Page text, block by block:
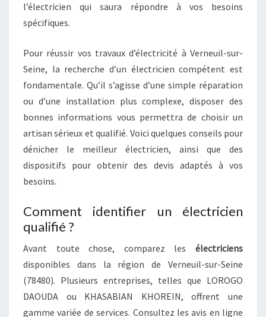
l’électricien qui saura répondre à vos besoins
spécifiques.
Pour réussir vos travaux d’électricité à Verneuil-sur-
Seine, la recherche d’un électricien compétent est
fondamentale. Qu’il s’agisse d’une simple réparation
ou d’une installation plus complexe, disposer des
bonnes informations vous permettra de choisir un
artisan sérieux et qualifié. Voici quelques conseils pour
dénicher le meilleur électricien, ainsi que des
dispositifs pour obtenir des devis adaptés à vos
besoins.
Comment identifier un électricien
qualifié ?
Avant toute chose, comparez les électriciens
disponibles dans la région de Verneuil-sur-Seine
(78480). Plusieurs entreprises, telles que LOROGO
DAOUDA ou KHASABIAN KHOREIN, offrent une
gamme variée de services. Consultez les avis en ligne